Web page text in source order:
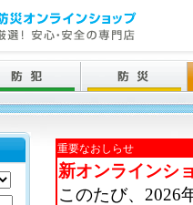
重要なおしらせ
新オンラインシ
このたび、2026